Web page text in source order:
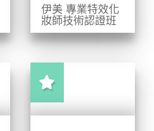
伊美 專業特效化
妝師技術認證班
伊美專業特效化
班，由獲日本
ICAM特別獎的